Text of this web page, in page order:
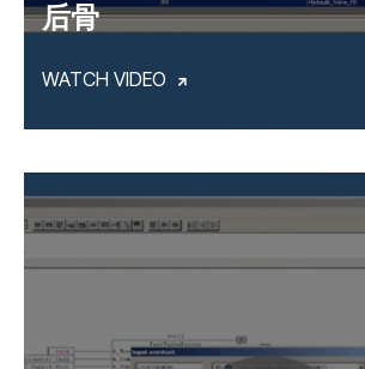
后骨
WATCH VIDEO